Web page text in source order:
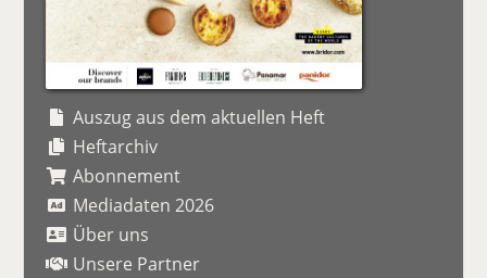
Auszug aus dem aktuellen Heft
Heftarchiv
Abonnement
Mediadaten 2026
Über uns
Unsere Partner